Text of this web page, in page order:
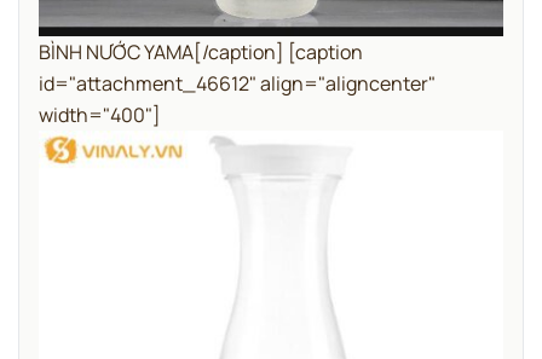
BÌNH NƯỚC YAMA[/caption] [caption
id="attachment_46612" align="aligncenter"
width="400"]